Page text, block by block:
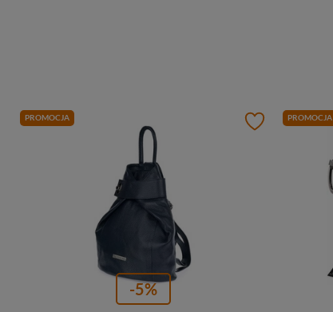
PROMOCJA
-5%
PROMOCJA